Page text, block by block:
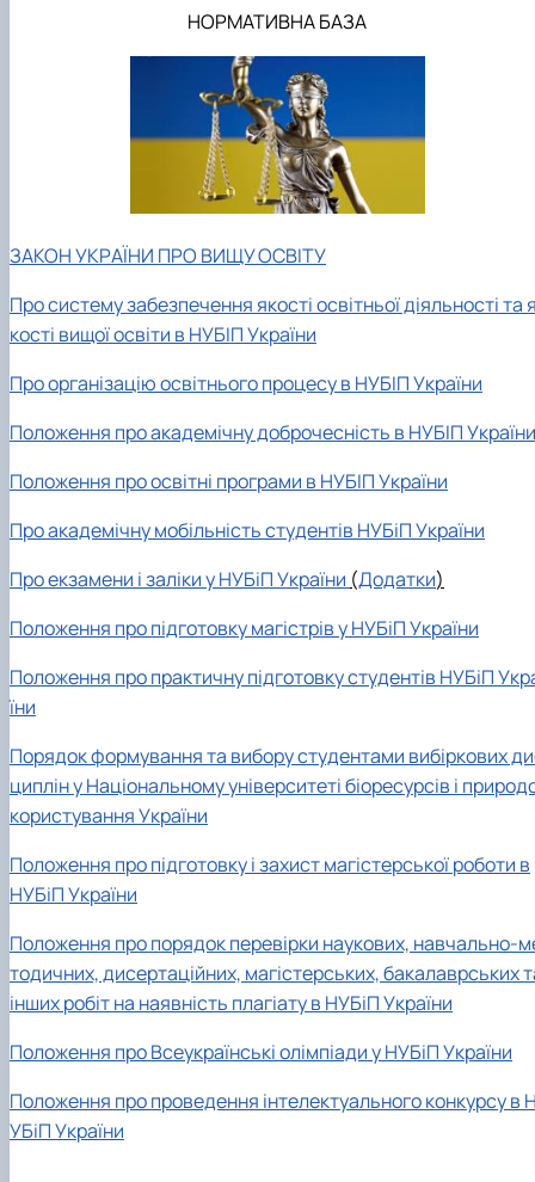
НОРМАТИВНА БАЗА
ЗАКОН УКРАЇНИ ПРО ВИЩУ ОСВІТУ
Про систему забезпечення якості освітньої діяльності та
кості вищої освіти в НУБІП України
Про організацію освітнього процесу в НУБІП України
Положення про академічну доброчесність в НУБІП України
Положення про освітні програми в НУБІП України
Про академічну мобільність студентів НУБіП України
Про екзамени і заліки у НУБіП України (Додатки)
Положення про підготовку магістрів у НУБіП України
Положення про практичну підготовку студентів НУБіП
їни
Порядок формування та вибору студентами вибіркових
циплін у Національному університеті біоресурсів і
користування України
Положення про підготовку і захист магістерської роботи в
НУБіП України
Положення про порядок перевірки наукових, навчально-
тодичних, дисертаційних, магістерських, бакалаврських
інших робіт на наявність плагіату в НУБіП України
Положення про Всеукраїнські олімпіади у НУБіП України
Положення про проведення інтелектуального конкурсу в
УБіП України